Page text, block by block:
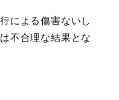
による傷害ないし
不合理な結果とな